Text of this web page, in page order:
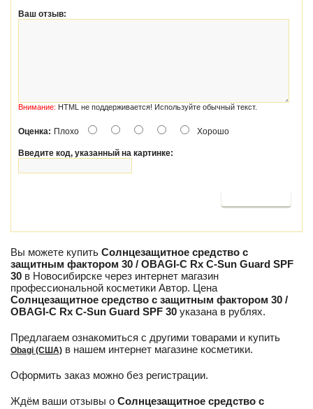
Ваш отзыв:
Внимание: HTML не поддерживается! Используйте обычный текст.
Оценка: Плохо Хорошо
Введите код, указанный на картинке:
Вы можете купить Солнцезащитное средство с
защитным фактором 30 / OBAGI-C Rx С-Sun Guard SPF
30 в Новосибирске через интернет магазин
профессиональной косметики Автор. Цена
Солнцезащитное средство с защитным фактором 30 /
OBAGI-C Rx С-Sun Guard SPF 30 указана в рублях.
Предлагаем ознакомиться с другими товарами и купить
Obagi (США) в нашем интернет магазине косметики.
Оформить заказ можно без регистрации.
Ждём ваши отзывы о Солнцезащитное средство с